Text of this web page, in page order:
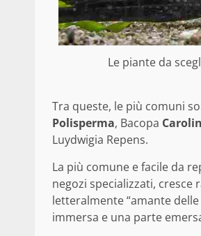
Le piante da
Tra queste, le più comuni
Polisperma, Bacopa
Luydwigia Repens.
La più comune e facile da
negozi specializzati, cresce
letteralmente “amante
immersa e una parte